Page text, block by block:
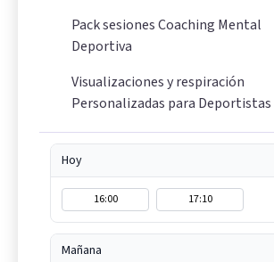
Pack sesiones Coaching Mental
Deportiva
Visualizaciones y respiración
Personalizadas para Deportistas
Hoy
16:00 17:10
Mañana